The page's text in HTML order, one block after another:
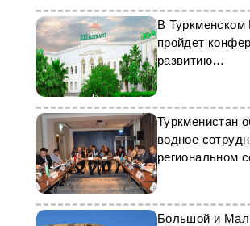
В
пройдет
развитию
Туркменистан
водное
региональном
Большой и